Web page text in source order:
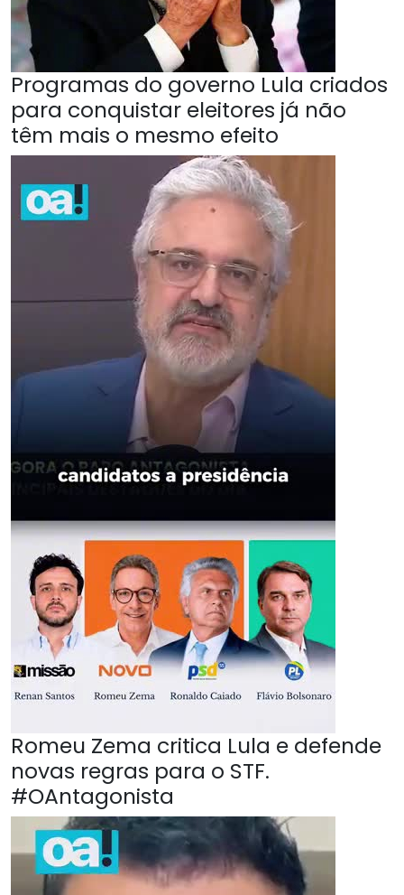
Programas do governo Lula criados
para conquistar eleitores já não
têm mais o mesmo efeito
Romeu Zema critica Lula e defende
novas regras para o STF.
#OAntagonista